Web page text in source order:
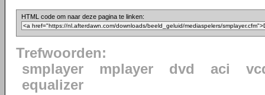
HTML code om naar deze pagina te linken:
Trefwoorden:
smplayer
mplayer dvd aci
equalizer